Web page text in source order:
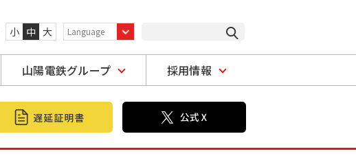
小 中 大
山陽電鉄グループ 採用情報